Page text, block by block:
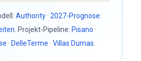
Authority· 2027-Prognose:
. Projekt-Pipeline: Pisano ·
· DelleTerme · Villas Dumas